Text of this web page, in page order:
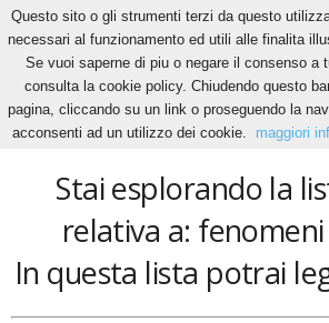
Home Tags Fenomeni sportivi
fenomeni sportivi
Stai esplorando la
relativa a:
In questa lista potrai
Questo sito o gli strumenti terzi da questo
necessari al funzionamento ed utili alle finalita
Se vuoi saperne di piu o negare il consenso a
consulta la cookie policy. Chiudendo questo
pagina, cliccando su un link o proseguendo la
acconsenti ad un utilizzo dei cookie.
maggiori